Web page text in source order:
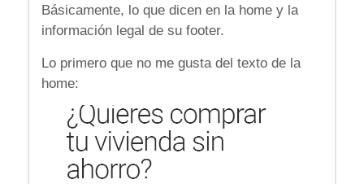
Básicamente, lo que dicen en la home y la
información legal de su footer.
Lo primero que no me gusta del texto de la
home: